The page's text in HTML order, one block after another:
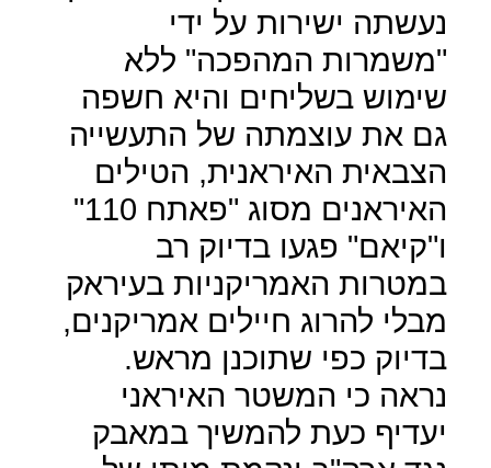
נעשתה ישירות על ידי
"משמרות המהפכה" ללא
שימוש בשליחים והיא חשפה
גם את עוצמתה של התעשייה
הצבאית האיראנית, הטילים
האיראנים מסוג "פאתח 110"
ו"קיאם" פגעו בדיוק רב
במטרות האמריקניות בעיראק
מבלי להרוג חיילים אמריקנים,
בדיוק כפי שתוכנן מראש.
נראה כי המשטר האיראני
יעדיף כעת להמשיך במאבק